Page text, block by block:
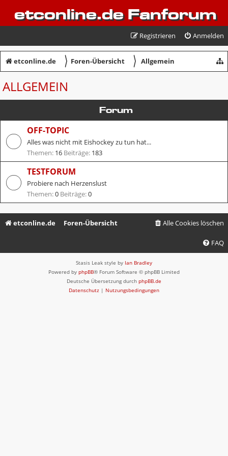
etconline.de Fanforum
Anmelden
Registrieren
etconline.de 〉 Foren-Übersicht 〉 Allgemein
ALLGEMEIN
Forum
OFF-TOPIC
Alles was nicht mit Eishockey zu tun hat...
Themen: 16 Beiträge: 183
TESTFORUM
Probiere nach Herzenslust
Themen:0 Beiträge:0
etconline.de Foren-Übersicht Alle Cookies löschen
FAQ
Stasis Leak style by Ian Bradley
Powered by phpBB® Forum Software © phpBB Limited
Deutsche Übersetzung durch phpBB.de
Datenschutz | Nutzungsbedingungen